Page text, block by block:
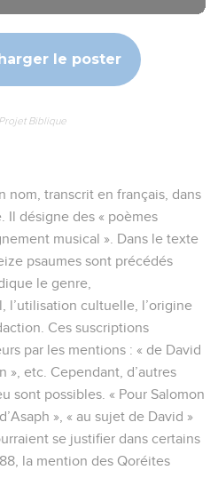
le poster
Biblique
nom, transcrit en français, dans
Il désigne des « poèmes
musical ». Dans le texte
psaumes sont précédés
le genre,
l’utilisation cultuelle, l’origine
Ces suscriptions
par les mentions : « de David
», etc. Cependant, d’autres
sont possibles. « Pour Salomon
», « au sujet de David »
se justifier dans certains
la mention des Qoréites